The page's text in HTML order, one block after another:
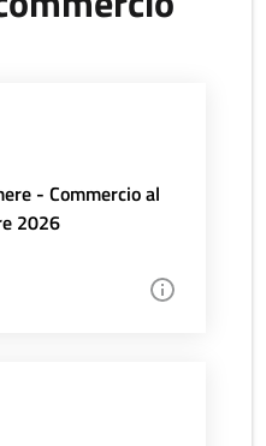
- Commercio al
2026